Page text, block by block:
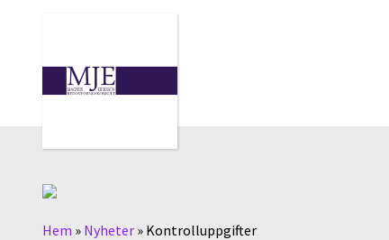
Hem » Nyheter » Kontrolluppgifter